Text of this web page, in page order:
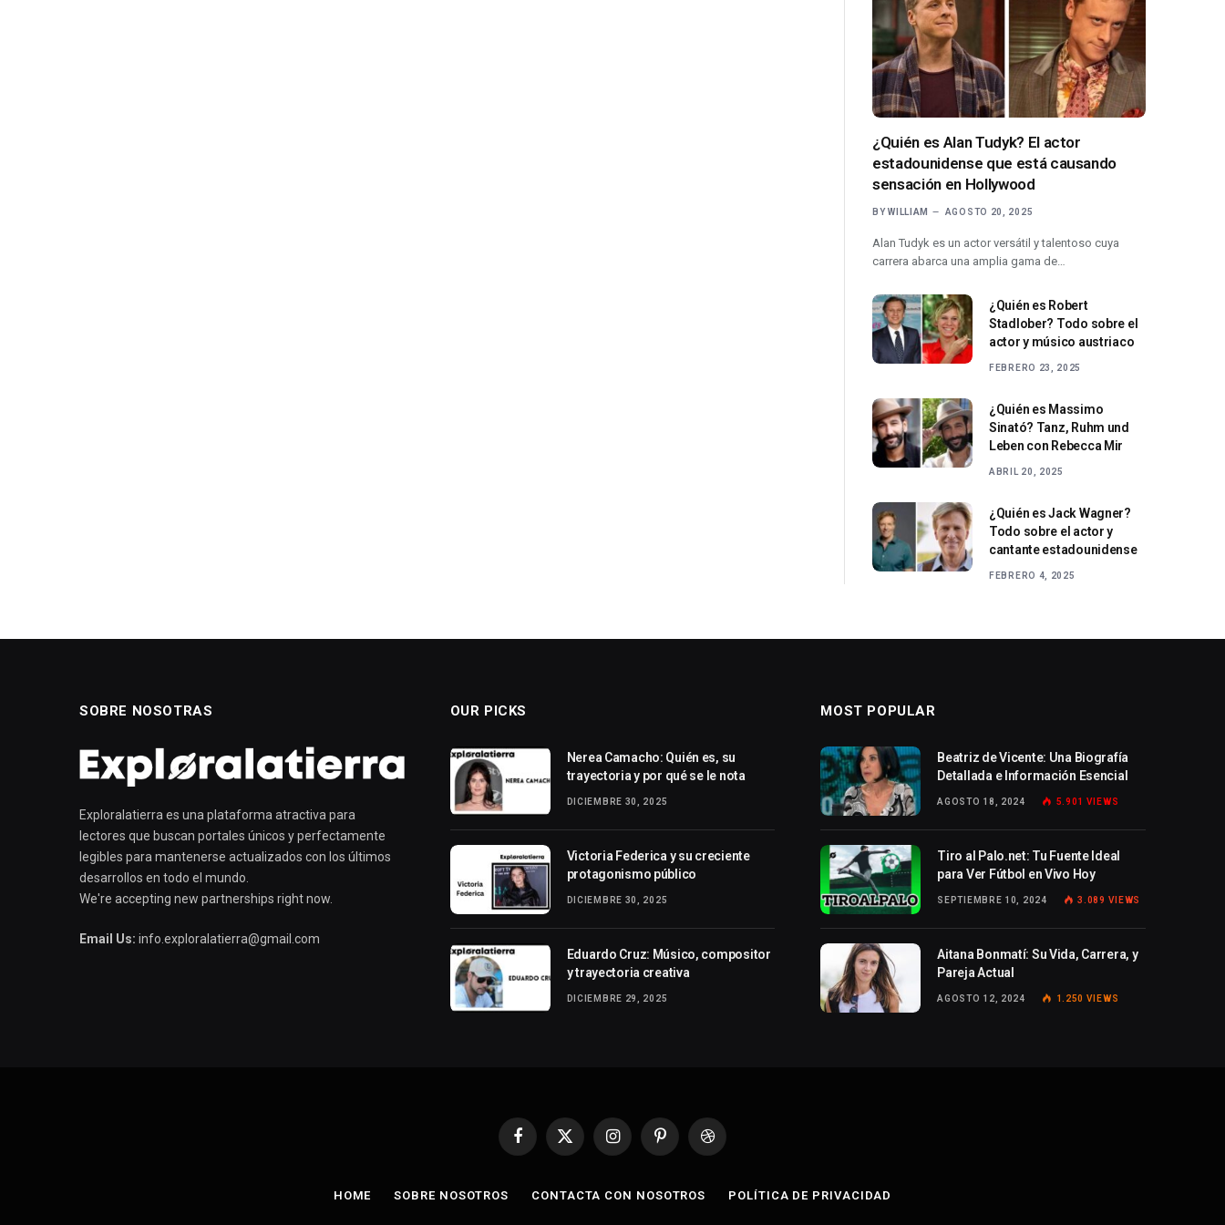
¿Quién es Alan Tudyk? El actor
estadounidense que está causando
sensación en Hollywood
BY WILLIAM AGOSTO 20, 2025
Alan Tudyk es un actor versátil y talentoso cuya
carrera abarca una amplia gama de…
¿Quién es Robert
Stadlober? Todo sobre el
actor y músico austriaco
FEBRERO 23, 2025
¿Quién es Massimo
Sinató? Tanz, Ruhm und
Leben con Rebecca Mir
ABRIL 20, 2025
¿Quién es Jack Wagner?
Todo sobre el actor y
cantante estadounidense
FEBRERO 4, 2025
SOBRE NOSOTRAS
Exploralatierra es una plataforma atractiva para
lectores que buscan portales únicos y perfectamente
legibles para mantenerse actualizados con los últimos
desarrollos en todo el mundo.
We're accepting new partnerships right now.
Email Us: info.exploralatierra@gmail.com
OUR PICKS
Nerea Camacho: Quién es, su
trayectoria y por qué se le nota
DICIEMBRE 30, 2025
Victoria Federica y su creciente
protagonismo público
DICIEMBRE 30, 2025
Eduardo Cruz: Músico, compositor
y trayectoria creativa
DICIEMBRE 29, 2025
MOST POPULAR
Beatriz de Vicente: Una Biografía
Detallada e Información Esencial
AGOSTO 18, 2024 5.901 VIEWS
Tiro al Palo.net: Tu Fuente Ideal
para Ver Fútbol en Vivo Hoy
SEPTIEMBRE 10, 2024 3.089 VIEWS
Aitana Bonmatí: Su Vida, Carrera, y
Pareja Actual
AGOSTO 12, 2024 1.250 VIEWS
Facebook
X
InstagramPinterestDribbble
HOME SOBRE NOSOTROS CONTACTA CON NOSOTROS POLÍTICA DE PRIVACIDAD